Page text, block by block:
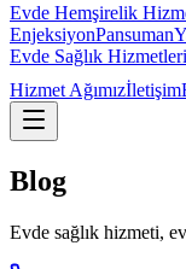
Evde Hemşirelik
EnjeksiyonPansuman
Evde Sağlık Hizmetleri
Hizmet Ağımızİletişim
Blog
Evde sağlık hizmeti,